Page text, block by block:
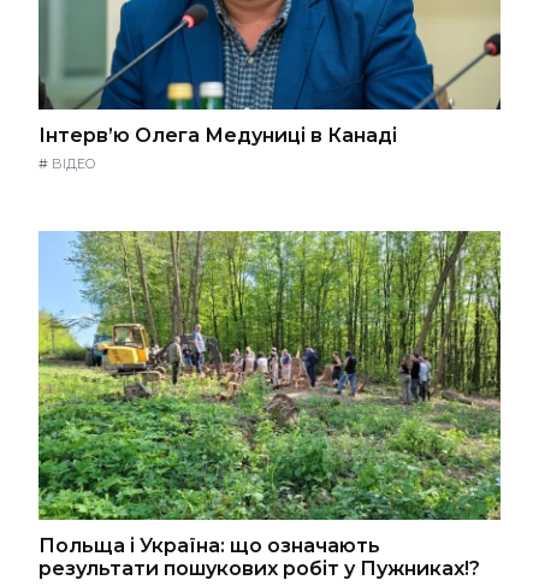
Інтерв’ю Олега Медуниці в Канаді
# ВІДЕО
Польща і Україна: що означають
результати пошукових робіт у Пужниках!?